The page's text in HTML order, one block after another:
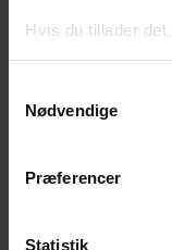
Hvis du tillader
Indsamle
Dine valg
Nødvendige
Præferencer
Statistik